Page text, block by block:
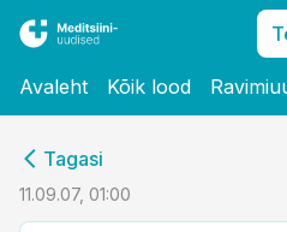
Avaleht Kõik lood
Tagasi
11.09.07, 01:00